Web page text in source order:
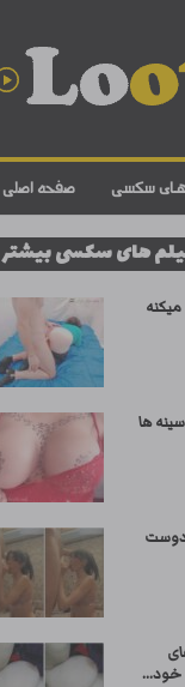
صفحه اصلی سکسی
های سکسی بیشتر
ها
دوست